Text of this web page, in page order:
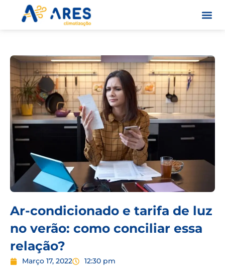
Ar-condicionado e tarifa de luz
no verão: como conciliar essa
relação?
Março 17, 2022 12:30 pm